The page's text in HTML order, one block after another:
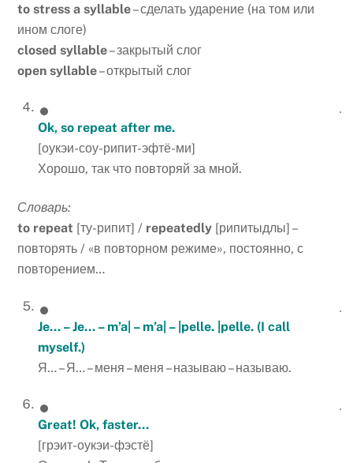
to stress a syllable– сделать ударение (на том или
ином слоге)
closed syllable– закрытый слог
open syllable– открытый слог
Ok, so repeat after me.
[оукэи-соу-рипит-эфтё-ми]
Хорошо, так что повторяй за мной.
Словарь:
to repeat [ту-рипит] / repeatedly [рипитыдлы] –
повторять / «в повторном режиме», постоянно, с
повторением…
Je… – Je… – m’a| – m’a| – |pelle. pelle. (I call
myself.)
Я… – Я… – меня – меня – называю – называю.
Great! Ok, faster…
[грэит-оукэи-фэстё]